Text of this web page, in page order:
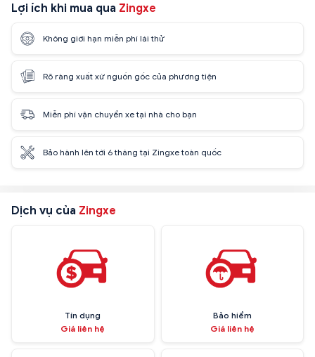
Lợi ích khi mua qua Zingxe
Không giới hạn miễn phí lái thử
Rõ ràng xuất xứ nguồn gốc của phương tiện
Miễn phí vận chuyển xe tại nhà cho bạn
Bảo hành lên tới 6 tháng tại Zingxe toàn quốc
Dịch vụ của Zingxe
Tín dụng
Giá liên hệ
Bảo hiểm
Giá liên hệ